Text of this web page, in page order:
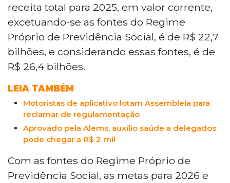
receita total para 2025, em valor corrente,
excetuando-se as fontes do Regime
Próprio de Previdência Social, é de R$ 22,7
bilhões, e considerando essas fontes, é de
R$ 26,4 bilhões.
LEIA TAMBÉM
Motoristas de aplicativo lotam Assembleia para
reclamar de regulamentação
Aprovado pela Alems, auxílio saúde a delegados
pode chegar a R$ 2 mil
Com as fontes do Regime Próprio de
Previdência Social, as metas para 2026 e